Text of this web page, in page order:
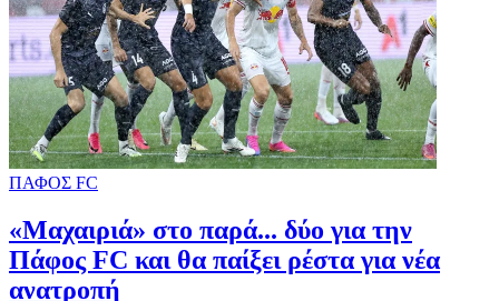
ΠΑΦΟΣ FC
«Μαχαιριά» στο παρά... δύο για την
Πάφος FC και θα παίξει ρέστα για νέα
ανατροπή